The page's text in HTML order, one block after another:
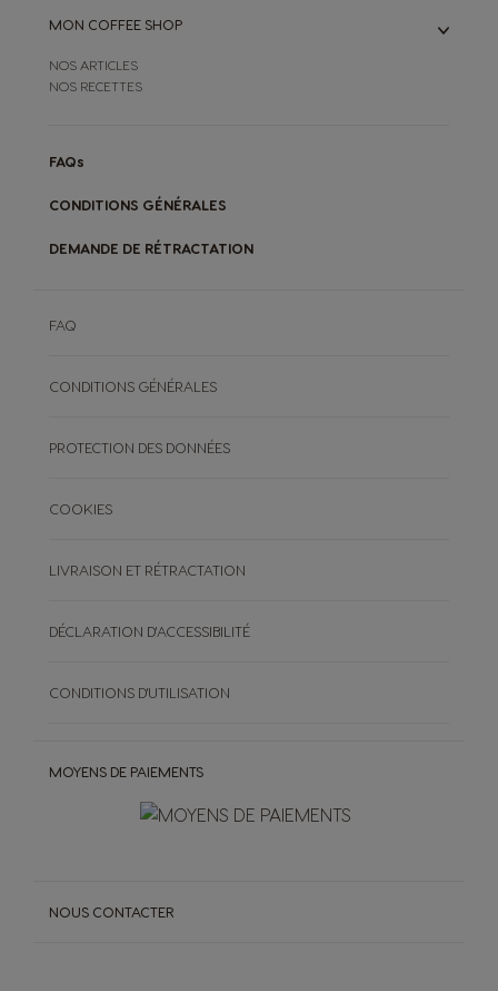
MON COFFEE SHOP
NOS ARTICLES
NOS RECETTES
FAQs
CONDITIONS GÉNÉRALES
DEMANDE DE RÉTRACTATION
MOYENS DE PAIEMENTS
NOUS CONTACTER
FAQ
CONDITIONS GÉNÉRALES
PROTECTION DES DONNÉES
COOKIES
LIVRAISON ET RÉTRACTATION
DÉCLARATION D'ACCESSIBILITÉ
CONDITIONS D'UTILISATION